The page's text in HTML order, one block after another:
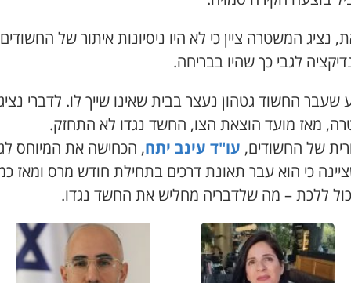
נציג המשטרה ציין כי לא היו ניסיונות איתור של
לגבי כך שהיו בבריחה.
שעבר החשוד גטהון נעצר בבית שאינו שייך לו. לדברי
מאז מועד הוצאת הצו, החשד נגדו לא התחזק.
של החשודים, עו"ד עינב יתח, הכחישה את המיוחס
כי הוא עבר תאונת דרכים בתחילת חודש מרס ומאז
יכול ללכת – מה שלדבריה מחליש את החשד נגדו.